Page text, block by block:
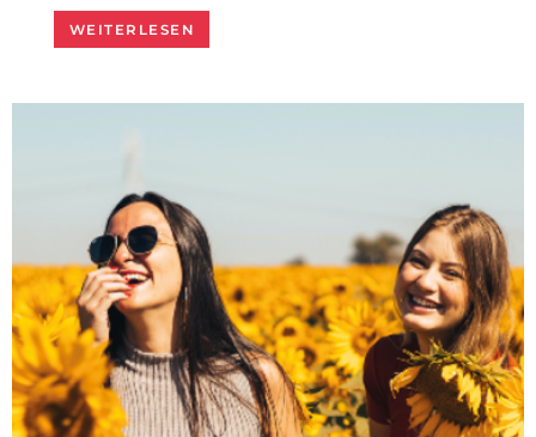
WEITERLESEN